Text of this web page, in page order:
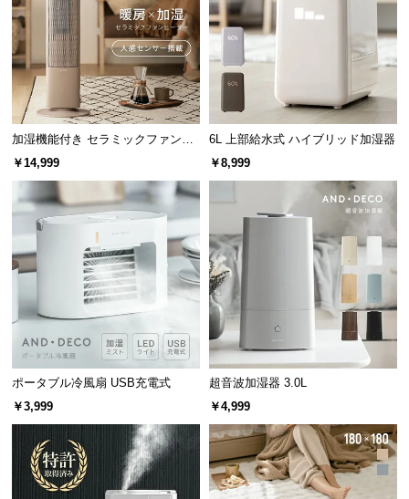
設
置
サ
ー
つ
い
て
搬
入
経
に
つ
い
て
返
加湿機能付き セラミックファンヒ
ーター
￥14,999
6L 上部給水式 ハイブリッド加湿器
￥8,999
ポータブル冷風扇 USB充電式
￥3,999
超音波加湿器 3.0L
￥4,999